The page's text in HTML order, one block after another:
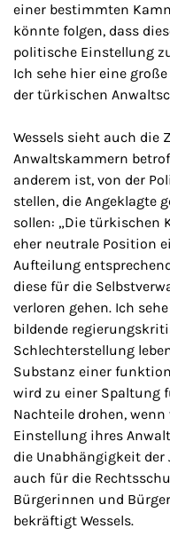
einer bestimmten
könnte folgen, dass
politische Einstellung
Ich sehe hier eine
der türkischen
Wessels sieht auch die
Anwaltskammern
anderem ist, von der
stellen, die Angeklagte
sollen: „Die türkischen
eher neutrale Position
Aufteilung
diese für die
verloren gehen. Ich
bildende
Schlechterstellung
Substanz einer
wird zu einer Spaltung
Nachteile drohen,
Einstellung ihres
die Unabhängigkeit
auch für die
Bürgerinnen und
bekräftigt Wessels.